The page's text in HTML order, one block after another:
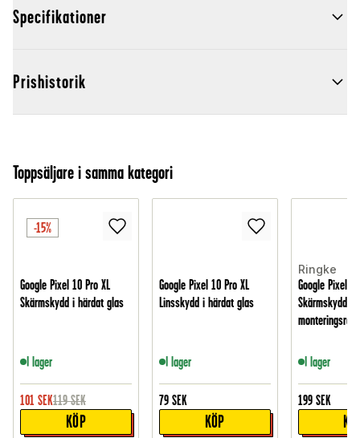
Specifikationer
Prishistorik
Toppsäljare i samma kategori
-15%
Google Pixel 10 Pro XL
Skärmskydd i härdat glas
I lager
101 SEK119 SEK
KÖP
Google Pixel 10 Pro XL
Linsskydd i härdat glas
I lager
79 SEK
KÖP
Ringke
Google Pixel
Skärmskydd i
I lager
199 SEK